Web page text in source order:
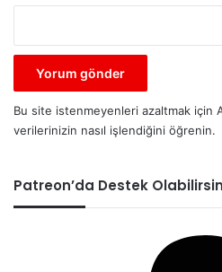
Bu site istenmeyenleri azaltmak için
verilerinizin nasıl işlendiğini öğrenin.
Patreon’da Destek